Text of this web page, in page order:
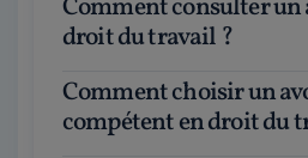
Comment consulter un avocat en
droit du travail ?
Comment choisir un avocat
compétent en droit du